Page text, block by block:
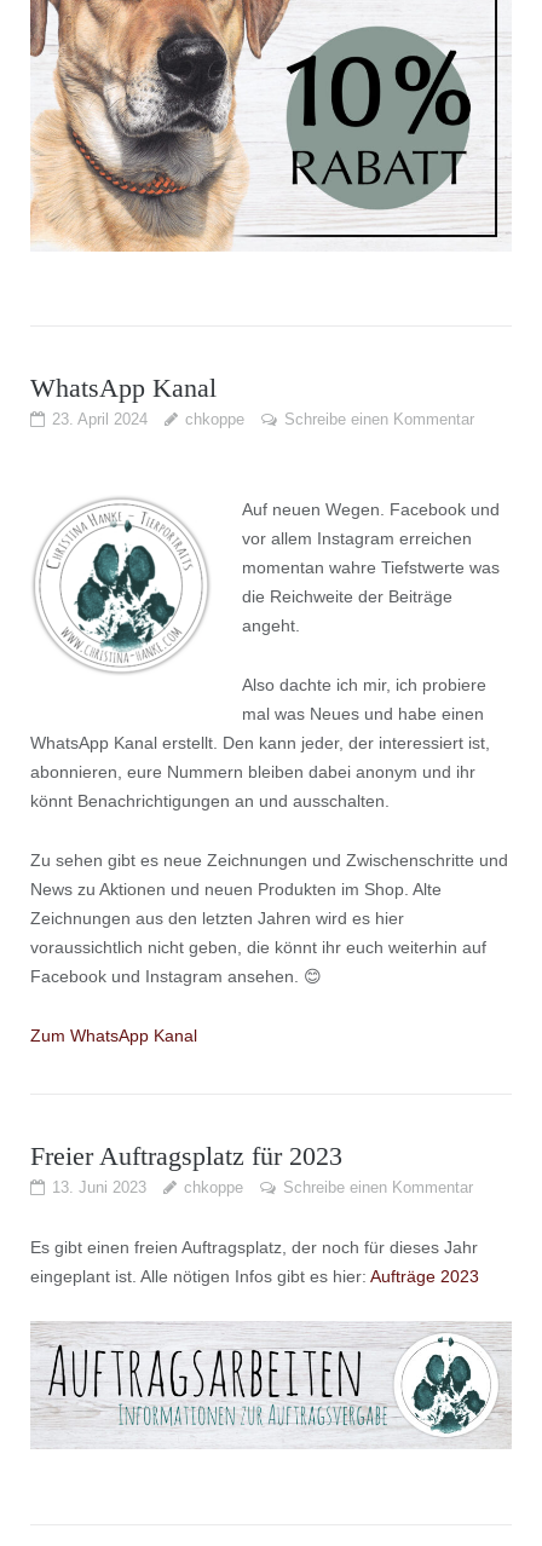
WhatsApp Kanal
23. April 2024 chkoppe Schreibe einen Kommentar
Auf neuen Wegen. Facebook und
vor allem Instagram erreichen
momentan wahre Tiefstwerte was
die Reichweite der Beiträge
angeht.
Also dachte ich mir, ich probiere
mal was Neues und habe einen
WhatsApp Kanal erstellt. Den kann jeder, der interessiert ist,
abonnieren, eure Nummern bleiben dabei anonym und ihr
könnt Benachrichtigungen an und ausschalten.
Zu sehen gibt es neue Zeichnungen und Zwischenschritte und
News zu Aktionen und neuen Produkten im Shop. Alte
Zeichnungen aus den letzten Jahren wird es hier
voraussichtlich nicht geben, die könnt ihr euch weiterhin auf
Facebook und Instagram ansehen. 😊
Zum WhatsApp Kanal
Freier Auftragsplatz für 2023
13. Juni 2023 chkoppe Schreibe einen Kommentar
Es gibt einen freien Auftragsplatz, der noch für dieses Jahr
eingeplant ist. Alle nötigen Infos gibt es hier: Aufträge 2023